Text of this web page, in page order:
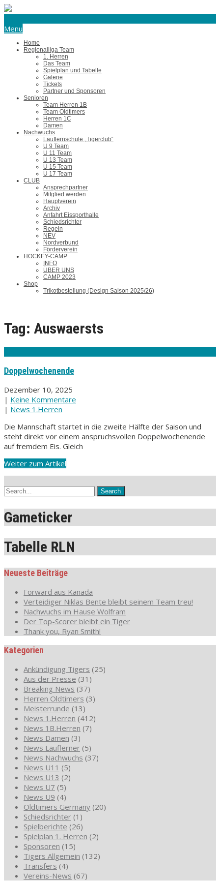
Menu
Home
Regionalliga Team
1. Herren
Das Team
Spielplan und Tabelle
Galerie
Tickets
Partner und Sponsoren
Senioren
Team Herren 1B
Team Oldtimers
Herren 1C
Damen
Nachwuchs
Lauflernschule „Tigerclub“
U 9 Team
U 11 Team
U 13 Team
U 15 Team
U 17 Team
CLUB
Ansprechpartner
Mitglied werden
Hauptverein
Archiv
Anfahrt Eissporthalle
Schiedsrichter
Regeln
NEV
Nordverbund
Förderverein
HOCKEY-CAMP
INFO
ÜBER UNS
CAMP 2023
Shop
Trikotbestellung (Design Saison 2025/26)
Tag: Auswaersts
Doppelwochenende
Dezember 10, 2025
| Keine Kommentare
| News 1.Herren
Die Mannschaft startet in die zweite Hälfte der Saison und
steht direkt vor einem anspruchsvollen Doppelwochenende
auf fremdem Eis. Gleich
Weiter zum Artikel
Gameticker
Tabelle RLN
Neueste Beiträge
Forward aus Kanada
Verteidiger Niklas Bente bleibt seinem Team treu!
Nachwuchs im Hause Wolfram
Der Top-Scorer bleibt ein Tiger
Thank you, Ryan Smith!
Kategorien
Ankündigung Tigers (25)
Aus der Presse (31)
Breaking News (37)
Herren Oldtimers (3)
Meisterrunde (13)
News 1.Herren (412)
News 1B.Herren (7)
News Damen (3)
News Lauflerner (5)
News Nachwuchs (37)
News U11 (5)
News U13 (2)
News U7 (5)
News U9 (4)
Oldtimers Germany (20)
Schiedsrichter (1)
Spielberichte (26)
Spielplan 1. Herren (2)
Sponsoren (15)
Tigers Allgemein (132)
Transfers (4)
Vereins-News (67)